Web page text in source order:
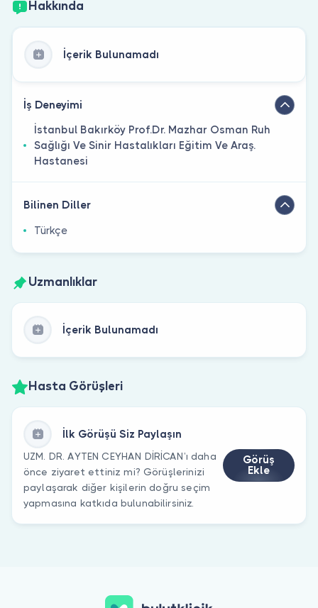
Hakkında
İçerik Bulunamadı
İş Deneyimi
İstanbul Bakırköy Prof.Dr. Mazhar Osman Ruh
Sağlığı Ve Sinir Hastalıkları Eğitim Ve Araş.
Hastanesi
Bilinen Diller
Türkçe
Uzmanlıklar
İçerik Bulunamadı
Hasta Görüşleri
İlk Görüşü Siz Paylaşın
UZM. DR. AYTEN CEYHAN DİRİCAN’ı daha
önce ziyaret ettiniz mi? Görüşlerinizi
paylaşarak diğer kişilerin doğru seçim
yapmasına katkıda bulunabilirsiniz.
Görüş
Ekle